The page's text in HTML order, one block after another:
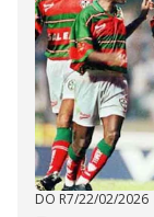
DO R7/22/02/2026